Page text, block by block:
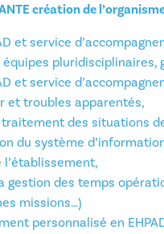
création de
et service
et service
et troubles apparentés,
des situations
du système
gestion des temps
missions…)
personnalisé en